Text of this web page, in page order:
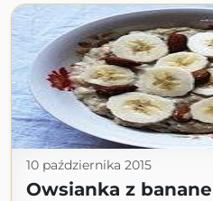
10 października 2015
Owsianka z